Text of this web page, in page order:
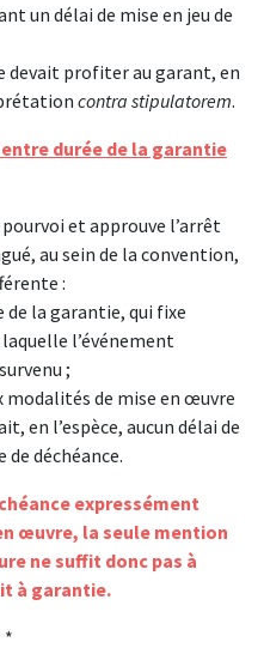
un délai de mise en jeu de
devait profiter au garant, en
contra stipulatorem.
durée de la garantie
et approuve l’arrêt
au sein de la convention,
:
de la garantie, qui fixe
l’événement
;
modalités de mise en œuvre
en l’espèce, aucun délai de
déchéance.
expressément
œuvre, la seule mention
ne suffit donc pas à
à garantie.
*